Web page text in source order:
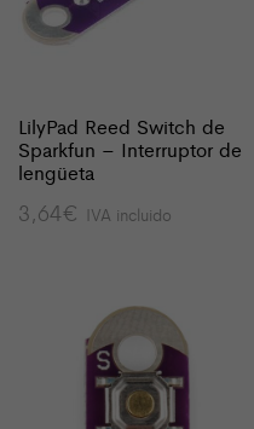
LilyPad Reed Switch de
Sparkfun – Interruptor de
lengüeta
3,64€ IVA incluido